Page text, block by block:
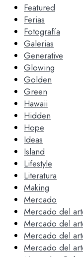
Featured
Ferias
Fotografía
Galerias
Generative
Glowing
Golden
Green
Hawaii
Hidden
Hope
Ideas
Island
Lifestyle
Literatura
Making
Mercado
Mercado del
Mercado del
Mercado del
Mercado del